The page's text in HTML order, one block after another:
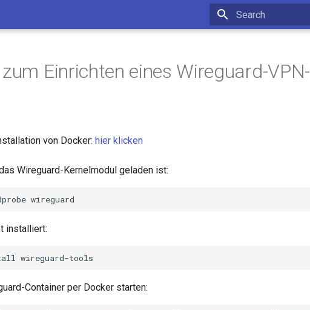
Einrichten eines Wireguard-VPN-
von Docker: hier klicken
Wireguard-Kernelmodul geladen ist:
installiert:
Container per Docker starten: